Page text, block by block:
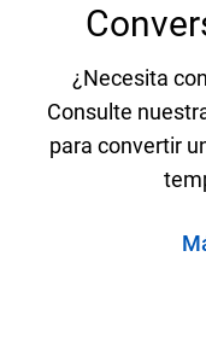
¿Necesita
Consulte
para convertir